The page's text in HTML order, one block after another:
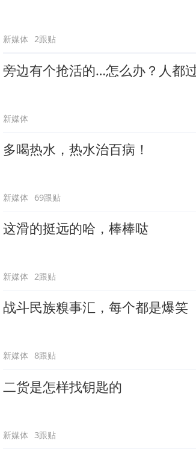
新媒体 2跟贴
旁边有个抢活的…怎么办？人都
新媒体
多喝热水，热水治百病！
新媒体 69跟贴
这滑的挺远的哈，棒棒哒
新媒体 2跟贴
战斗民族糗事汇，每个都是爆笑
新媒体 8跟贴
二货是怎样找钥匙的
新媒体 3跟贴